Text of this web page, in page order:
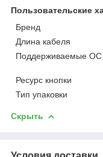
Пользовательские
Бренд
Длина кабеля
Поддерживаемые ОС
Ресурс кнопки
Тип упаковки
Скрыть